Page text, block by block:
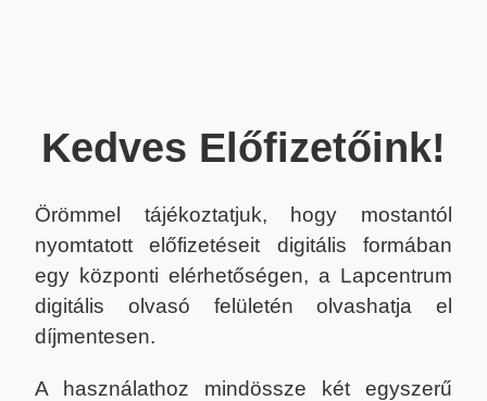
Kedves Előfizetőink!
Örömmel tájékoztatjuk, hogy mostantól
nyomtatott előfizetéseit digitális formában
egy központi elérhetőségen, a Lapcentrum
digitális olvasó felületén olvashatja el
díjmentesen.
A használathoz mindössze két egyszerű